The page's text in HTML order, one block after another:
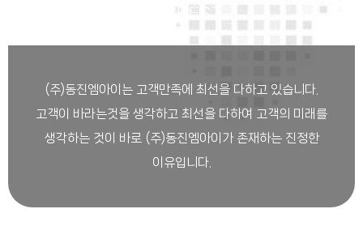
(주)동진엠아이는 고객만족에 최선을 다하고 있습니다.
고객이 바라는것을 생각하고 최선을 다하여 고객의 미래를
생각하는 것이 바로 (주)동진엠아이가 존재하는 진정한
이유입니다.